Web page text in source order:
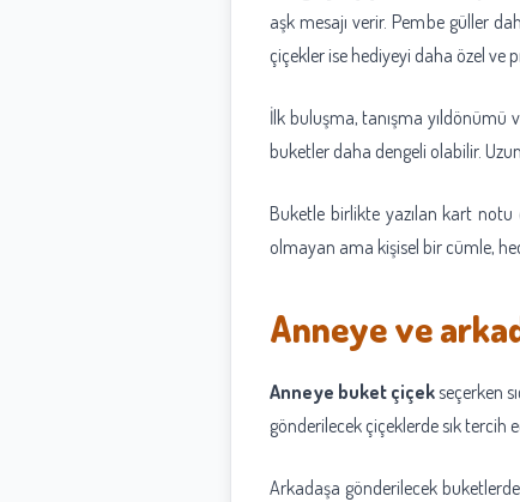
aşk mesajı verir. Pembe güller
çiçekler ise hediyeyi daha özel ve
İlk buluşma, tanışma yıldönümü
buketler daha dengeli olabilir.
Buketle birlikte yazılan kart
olmayan ama kişisel bir cümle,
Anneye ve
Anneye buket çiçekseçerken
gönderilecek çiçeklerde sık tercih
Arkadaşa gönderilecek